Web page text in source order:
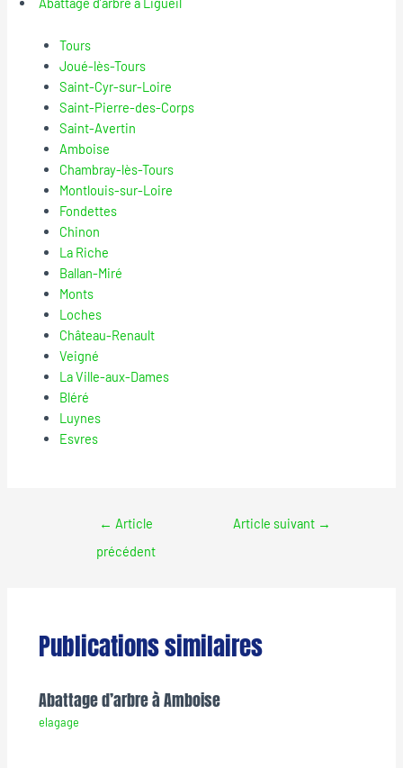
Tours
Joué-lès-Tours
Saint-Cyr-sur-Loire
Saint-Pierre-des-Corps
Saint-Avertin
Amboise
Chambray-lès-Tours
Montlouis-sur-Loire
Fondettes
Chinon
La Riche
Ballan-Miré
Monts
Loches
Château-Renault
Veigné
La Ville-aux-Dames
Bléré
Luynes
Esvres
← Article
précédent
Article suivant →
Publications similaires
Abattage d’arbre à Amboise
elagage